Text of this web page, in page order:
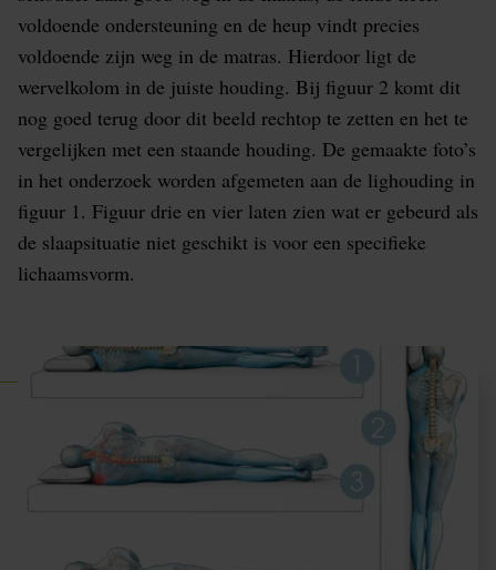
voldoende ondersteuning en de heup vindt precies
voldoende zijn weg in de matras. Hierdoor ligt de
wervelkolom in de juiste houding. Bij figuur 2 komt dit
nog goed terug door dit beeld rechtop te zetten en het te
vergelijken met een staande houding. De gemaakte foto’s
in het onderzoek worden afgemeten aan de lighouding in
figuur 1. Figuur drie en vier laten zien wat er gebeurd als
de slaapsituatie niet geschikt is voor een specifieke
lichaamsvorm.